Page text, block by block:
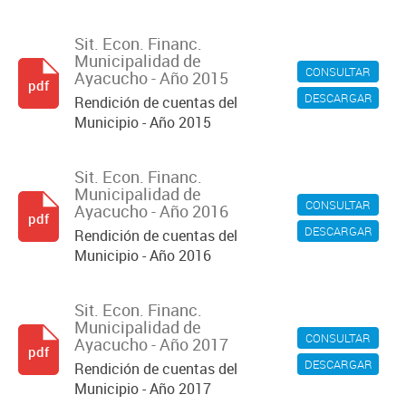
CONSULTAR
DESCARGAR
Sit. Econ. Financ.
Municipalidad de
Ayacucho - Año 2015
Rendición de cuentas del
Municipio - Año 2015
pdf
CONSULTAR
DESCARGAR
Sit. Econ. Financ.
Municipalidad de
Ayacucho - Año 2016
Rendición de cuentas del
Municipio - Año 2016
pdf
CONSULTAR
DESCARGAR
Sit. Econ. Financ.
Municipalidad de
Ayacucho - Año 2017
Rendición de cuentas del
Municipio - Año 2017
pdf